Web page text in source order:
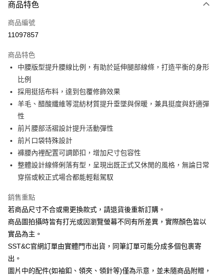
信用卡一次付款
信用卡分期付款
合作金庫商業銀行
華南商業銀行
彰化商業銀行
上海商業儲蓄銀行
國泰世華商業銀行
兆豐國際商業銀行
臺灣中小企業銀行
台中商業銀行
匯豐（台灣）商業銀行
元大商業銀行
玉山商業銀行
台新國際商業銀行
中國信託商業銀行
台灣樂天信用卡公司
6 期 0 利率 每期
華南商業銀行
上海商業儲蓄銀行
台北富邦商業銀行
國泰世華商業銀行
兆豐國際商業銀行
臺灣中小企業銀行
匯豐（台灣）商業銀行
聯邦商業銀行
元大商業銀行
玉山商業銀行
星展（台灣）商業銀行
台新國際商業銀行
中國信託商業銀行
台灣樂天信用卡公司
LINE Pay
Apple Pay
街口支付
悠遊付
Google Pay
ATM付款
X新竹物流宅配
每筆NT$120，滿NT$3,000(含以上)免運費
新竹物流離島宅配
每筆NT$350，滿NT$3,500(含以上)免運費
新竹宅配
商品特色
商品編號
11097857
商品特色
中腰版型提升腰線比例，有助於延伸腿部線條，打造平衡的身形
比例
採用挺括布料，達到包覆修飾效果
羊毛、醋酸纖維等混紡材質提升垂墜與保暖，兼具挺度與舒適彈
性
前片腰部活褶設計提升活動彈性
前片口袋特殊設計
褲腰內裡配置可調節扣，增加尺寸包容性
整體設計線條俐落有型，呈現出既正式又休閒的風格，無論日常
穿搭或較正式場合都能輕鬆駕馭
銷售重點
若商品尺寸不合或需更換款式，請退貨後重新訂購。
商品圖拍攝時皆有打光或因瀏覽螢幕不同有所差異，實際顏色皆以
實品為主。
SST&C官網訂單由實體門市出貨，同筆訂單可能分成多個包裹寄
出。
圖片中的配件(如袖釦、領夾、領針等)僅為示意，並未隨商品附贈，